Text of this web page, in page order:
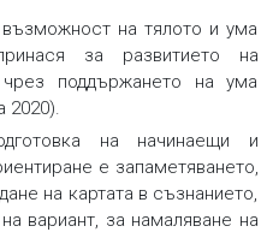
на тялото и ума
за развитието на
чрез поддържането на ума
2020).
на начинаещи и
е запаметяването,
на картата в съзнанието,
вариант, за намаляване на